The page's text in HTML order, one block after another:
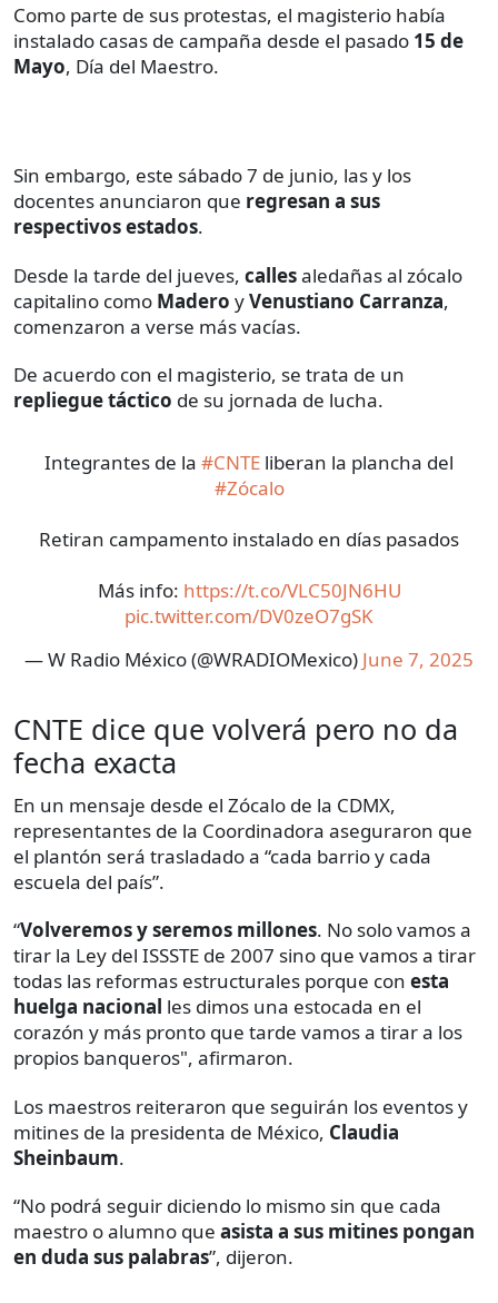
Como parte de sus protestas, el magisterio había
instalado casas de campaña desde el pasado 15 de
Mayo, Día del Maestro.
Sin embargo, este sábado 7 de junio, las y los
docentes anunciaron que regresan a sus
respectivos estados.
Desde la tarde del jueves, callesaledañas al zócalo
capitalino como Madero yVenustiano Carranza,
comenzaron a verse más vacías.
De acuerdo con el magisterio, se trata de un
repliegue táctico de su jornada de lucha.
Integrantes de la #CNTE liberan la plancha del
#Zócalo
Retiran campamento instalado en días pasados
Más info: https://t.co/VLC50JN6HU
pic.twitter.com/DV0zeO7gSK
— W Radio México (@WRADIOMexico) June 7, 2025
CNTE dice que volverá pero no da
fecha exacta
En un mensaje desde el Zócalo de la CDMX,
representantes de la Coordinadora aseguraron que
el plantón será trasladado a “cada barrio y cada
escuela del país”.
“Volveremos y seremos millones. No solo vamos a
tirar la Ley del ISSSTE de 2007 sino que vamos a tirar
todas las reformas estructurales porque con esta
huelga nacional les dimos una estocada en el
corazón y más pronto que tarde vamos a tirar a los
propios banqueros", afirmaron.
Los maestros reiteraron que seguirán los eventos y
mitines de la presidenta de México, Claudia
Sheinbaum.
“No podrá seguir diciendo lo mismo sin que cada
maestro o alumno que asista a sus mitines pongan
en duda sus palabras”, dijeron.